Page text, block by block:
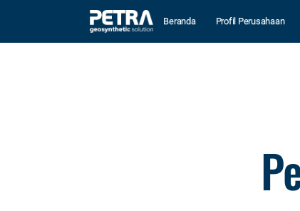
Beranda Profil Perusahaan